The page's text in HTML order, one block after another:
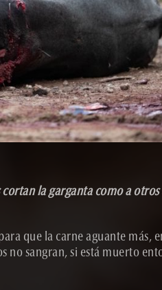
la garganta como a
que la carne aguante más,
sangran, si está muerto